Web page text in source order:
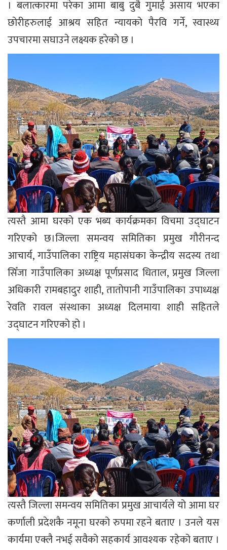
। बलात्कारमा परेका आमा बाबु दुबै गुमाई असाय भएका
छोरीहरुलाई आश्रय सहित न्यायको पैरवि गर्ने, स्वास्थ्य
उपचारमा सघाउने लक्ष्यक हरेको छ ।
त्यस्तै आमा घरको एक भब्य कार्यक्रमका विचमा उद्घाटन
गरिएको छ।जिल्ला समन्वय समितिका प्रमुख गौरीनन्द
आचार्य, गाउँपालिका राष्ट्रिय महासंघका केन्द्रीय सदस्य तथा
सिँजा गाउँपालिका अध्यक्ष पूर्णप्रसाद धिताल, प्रमुख जिल्ला
अधिकारी रामबहादुर शाही, तातोपानी गाउँपालिका उपाध्यक्ष
रेवति रावल संस्थाका अध्यक्ष दिलमाया शाही सहितले
उद्घाटन गरिएको हो ।
त्यस्तै जिल्ला समन्वय समितिका प्रमुख आचार्यले यो आमा घर
कर्णाली प्रदेशकै नमूना घरको रुपमा रहने बताए । उनले यस
कार्यमा एक्लै नभई सवैको सहकार्य आवश्यक रहेको बताए ।